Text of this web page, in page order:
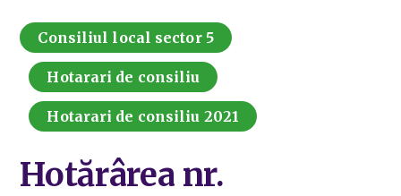
Consiliul local sector 5
Hotarari de consiliu
Hotarari de consiliu 2021
Hotărârea nr.